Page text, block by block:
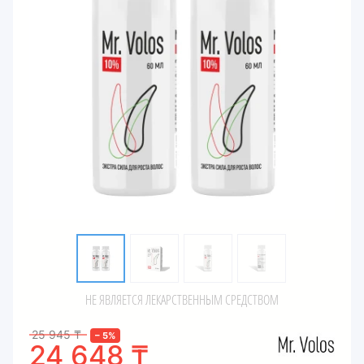
НЕ ЯВЛЯЕТСЯ ЛЕКАРСТВЕННЫМ СРЕДСТВОМ
25 945₸ – 5%
24 648 ₸